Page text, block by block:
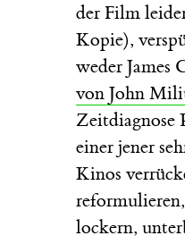
der Film
Kopie),
weder James
von John
Zeitdiagnose
einer jener
Kinos
lockern,